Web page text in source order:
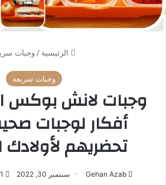
الرئيسية / وجبات
وجبات سريعة
أفكار لوجبات
تحضريهم
Gehan Azab سبتمبر 30, 2022 1